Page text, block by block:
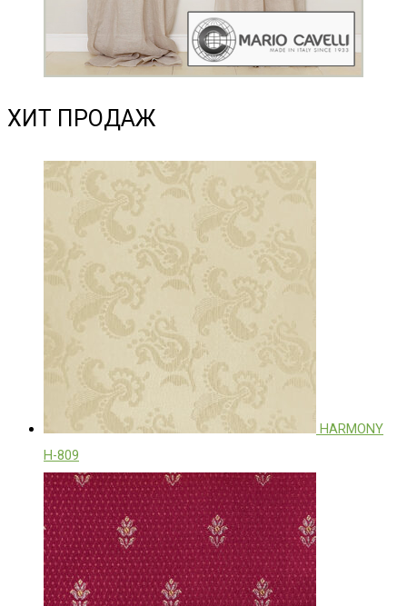
ХИТ ПРОДАЖ
HARMONY
H-809